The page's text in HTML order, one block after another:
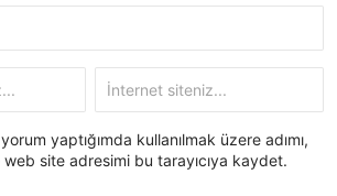
yaptığımda kullanılmak üzere adımı,
site adresimi bu tarayıcıya kaydet.